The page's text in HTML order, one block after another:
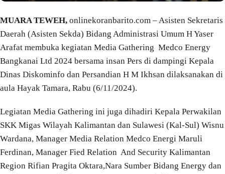
MUARA TEWEH, onlinekoranbarito.com – Asisten Sekretaris
Daerah (Asisten Sekda) Bidang Administrasi Umum H Yaser
Arafat membuka kegiatan Media Gathering Medco Energy
Bangkanai Ltd 2024 bersama insan Pers di dampingi Kepala
Dinas Diskominfo dan Persandian H M Ikhsan dilaksanakan di
aula Hayak Tamara, Rabu (6/11/2024).
Legiatan Media Gathering ini juga dihadiri Kepala Perwakilan
SKK Migas Wilayah Kalimantan dan Sulawesi (Kal-Sul) Wisnu
Wardana, Manager Media Relation Medco Energi Maruli
Ferdinan, Manager Fied Relation And Security Kalimantan
Region Rifian Pragita Oktara,Nara Sumber Bidang Energy dan